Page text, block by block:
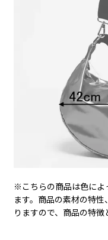
※こちらの商品は色によ
ます。商品の素材の特
りますので、商品の特徴